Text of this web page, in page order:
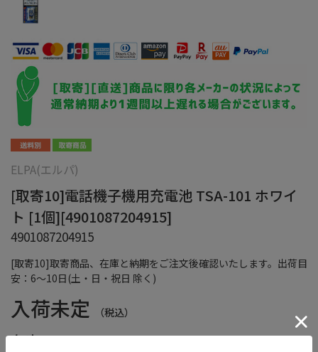
[取寄10]取寄商品、在庫と納期をご注文後確認いたします。出荷目
安：6～10日(土・日・祝日 除く)
ELPA(エルパ)
[取寄10]電話機子機用充電池 TSA-101 ホワイ
ト [1個][4901087204915]
4901087204915
入荷未定 （税込）
在庫：×